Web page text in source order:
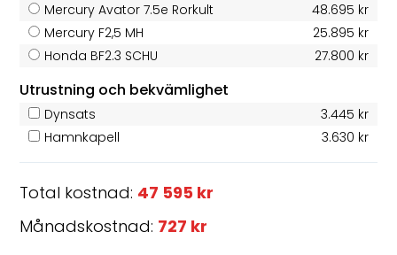
Mercury Avator 7.5e Rorkult
48.695 kr
Mercury F2,5 MH
25.895 kr
Honda BF2.3 SCHU
27.800 kr
Utrustning och bekvämlighet
Dynsats
3.445 kr
Hamnkapell
3.630 kr
Total kostnad: 47 595 kr
Månadskostnad: 727 kr